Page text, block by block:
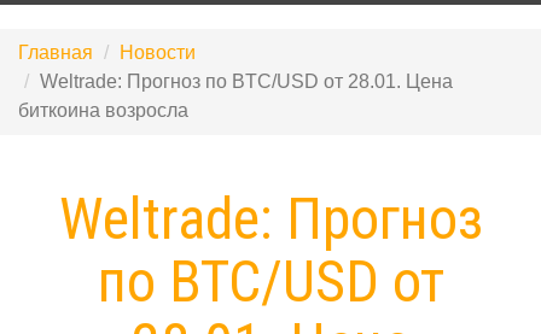
Главная
Новости
Weltrade: Прогноз по BTC/USD от 28.01. Цена
биткоина возросла
Weltrade: Прогноз
по BTC/USD от